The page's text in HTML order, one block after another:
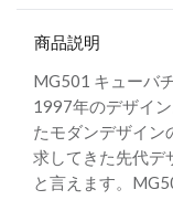
商品説明
MG501 キューバ
1997年のデザイ
たモダンデザイン
求してきた先代デ
と言えます。